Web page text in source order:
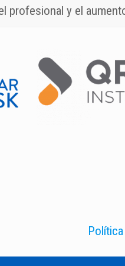
profesional y el